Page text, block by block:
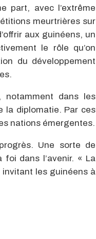
part, avec l’extrême
meurtrières sur
aux guinéens, un
le rôle qu’on
du développement
notamment dans les
la diplomatie. Par ces
nations émergentes.
Une sorte de
dans l’avenir. « La
les guinéens à